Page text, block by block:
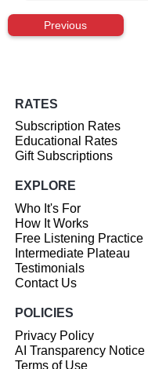
Previous
RATES
Subscription Rates
Educational Rates
Gift Subscriptions
EXPLORE
Who It's For
How It Works
Free Listening Practice
Intermediate Plateau
Testimonials
Contact Us
POLICIES
Privacy Policy
AI Transparency Notice
Terms of Use